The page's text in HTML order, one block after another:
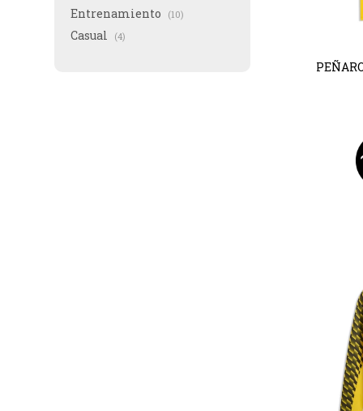
Entrenamiento (10)
Casual (4)